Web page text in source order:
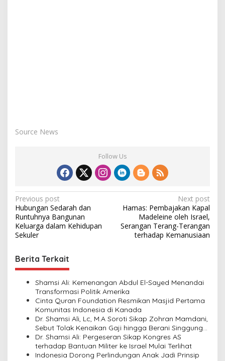
Source News
Follow Us
P
o
s
t
n
a
Previous post
Hubungan Sedarah dan
Runtuhnya Bangunan
Keluarga dalam Kehidupan
Sekuler
Next post
Hamas: Pembajakan Kapal
Madeleine oleh Israel,
Serangan Terang-Terangan
terhadap Kemanusiaan
Berita Terkait
Shamsi Ali: Kemenangan Abdul El-Sayed Menandai
Transformasi Politik Amerika
Cinta Quran Foundation Resmikan Masjid Pertama
Komunitas Indonesia di Kanada
Dr. Shamsi Ali, Lc, M.A Soroti Sikap Zohran Mamdani,
Sebut Tolak Kenaikan Gaji hingga Berani Singgung
Netanyahu
Dr. Shamsi Ali: Pergeseran Sikap Kongres AS
terhadap Bantuan Militer ke Israel Mulai Terlihat
Indonesia Dorong Perlindungan Anak Jadi Prinsip